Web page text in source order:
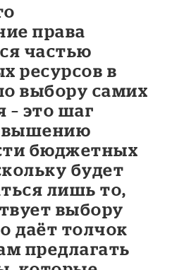
права
частью
ресурсов в
выбору самих
это шаг
бюджетных
будет
лишь то,
выбору
даёт толчок
предлагать